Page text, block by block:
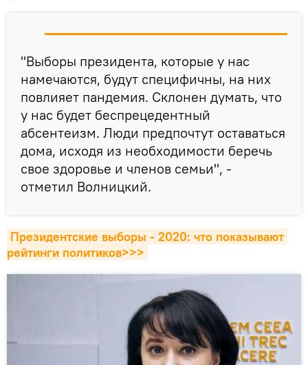
"Выборы президента, которые у нас
намечаются, будут специфичны, на них
повлияет пандемия. Склонен думать, что
у нас будет беспрецедентный
абсентеизм. Люди предпочтут оставаться
дома, исходя из необходимости беречь
свое здоровье и членов семьи", -
отметил Волницкий.
Президентские выборы - 2020: что показывают
рейтинги политиков>>>